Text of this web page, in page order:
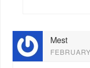
Mest